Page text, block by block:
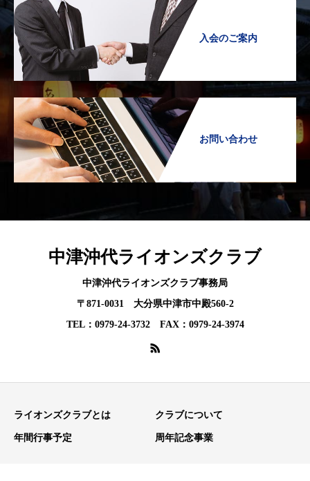
入会のご案内
お問い合わせ
中津沖代ライオンズクラブ
中津沖代ライオンズクラブ事務局
〒871-0031 大分県中津市中殿560-2
TEL：0979-24-3732 FAX：0979-24-3974
ライオンズクラブとは クラブについて
年間行事予定 周年記念事業